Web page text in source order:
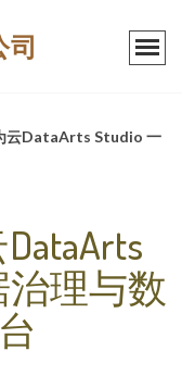
司
云DataArts Studio 一
治理与数